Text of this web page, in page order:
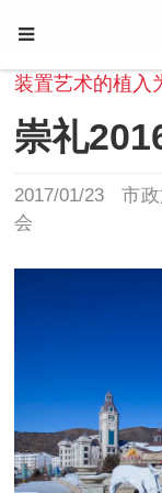
装置艺术的植入
崇礼
2017/01/23 市
会